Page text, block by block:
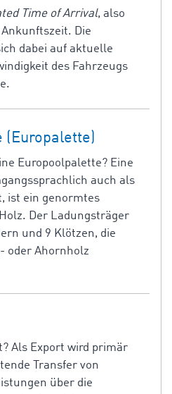
Time of Arrival, also
Die
dabei auf aktuelle
des Fahrzeugs
(Europalette)
Europoolpalette? Eine
auch als
ist ein genormtes
Der Ladungsträger
und 9 Klötzen, die
oder Ahornholz
Als Export wird primär
Transfer von
über die